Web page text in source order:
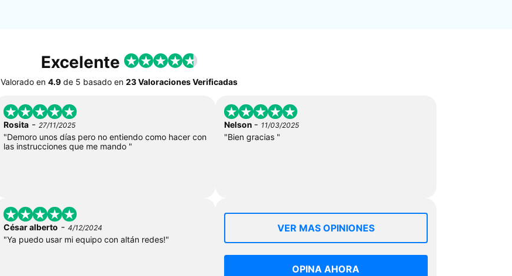
Excelente
Valorado en 4.9de 5 basado en 23 Valoraciones Verificadas
Rosita- 27/11/2025
"Demoro unos días pero no entiendo como hacer con
las instrucciones que me mando "
Nelson - 11/03/2025
"Bien gracias "
César alberto - 4/12/2024
"Ya puedo usar mi equipo con altán redes!"
VER MAS OPINIONES
OPINA AHORA